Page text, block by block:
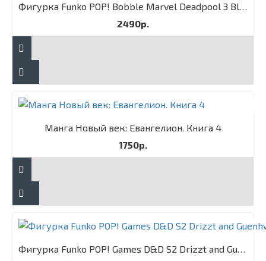
Фигурка Funko POP! Bobble Marvel Deadpool 3 Blade
2490р.
Манга Новый век: Евангелион. Книга 4
1750р.
Фигурка Funko POP! Games D&D S2 Drizzt and Guenhwyvar 2PK